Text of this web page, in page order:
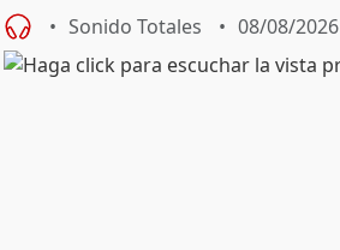
Sonido Totales 08/08/2026